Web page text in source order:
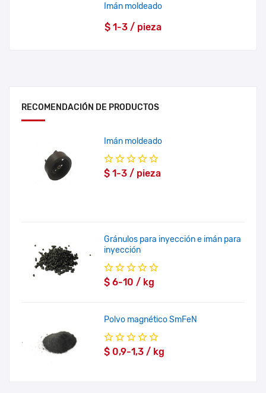
RECOMENDACIÓN DE PRODUCTOS
Imán moldeado
$ 1-3 / pieza
Gránulos para inyección e imán para
inyección
$ 6-10 / kg
Polvo magnético SmFeN
$ 0,9-1,3 / kg
Imán moldeado
$ 1-3 / pieza